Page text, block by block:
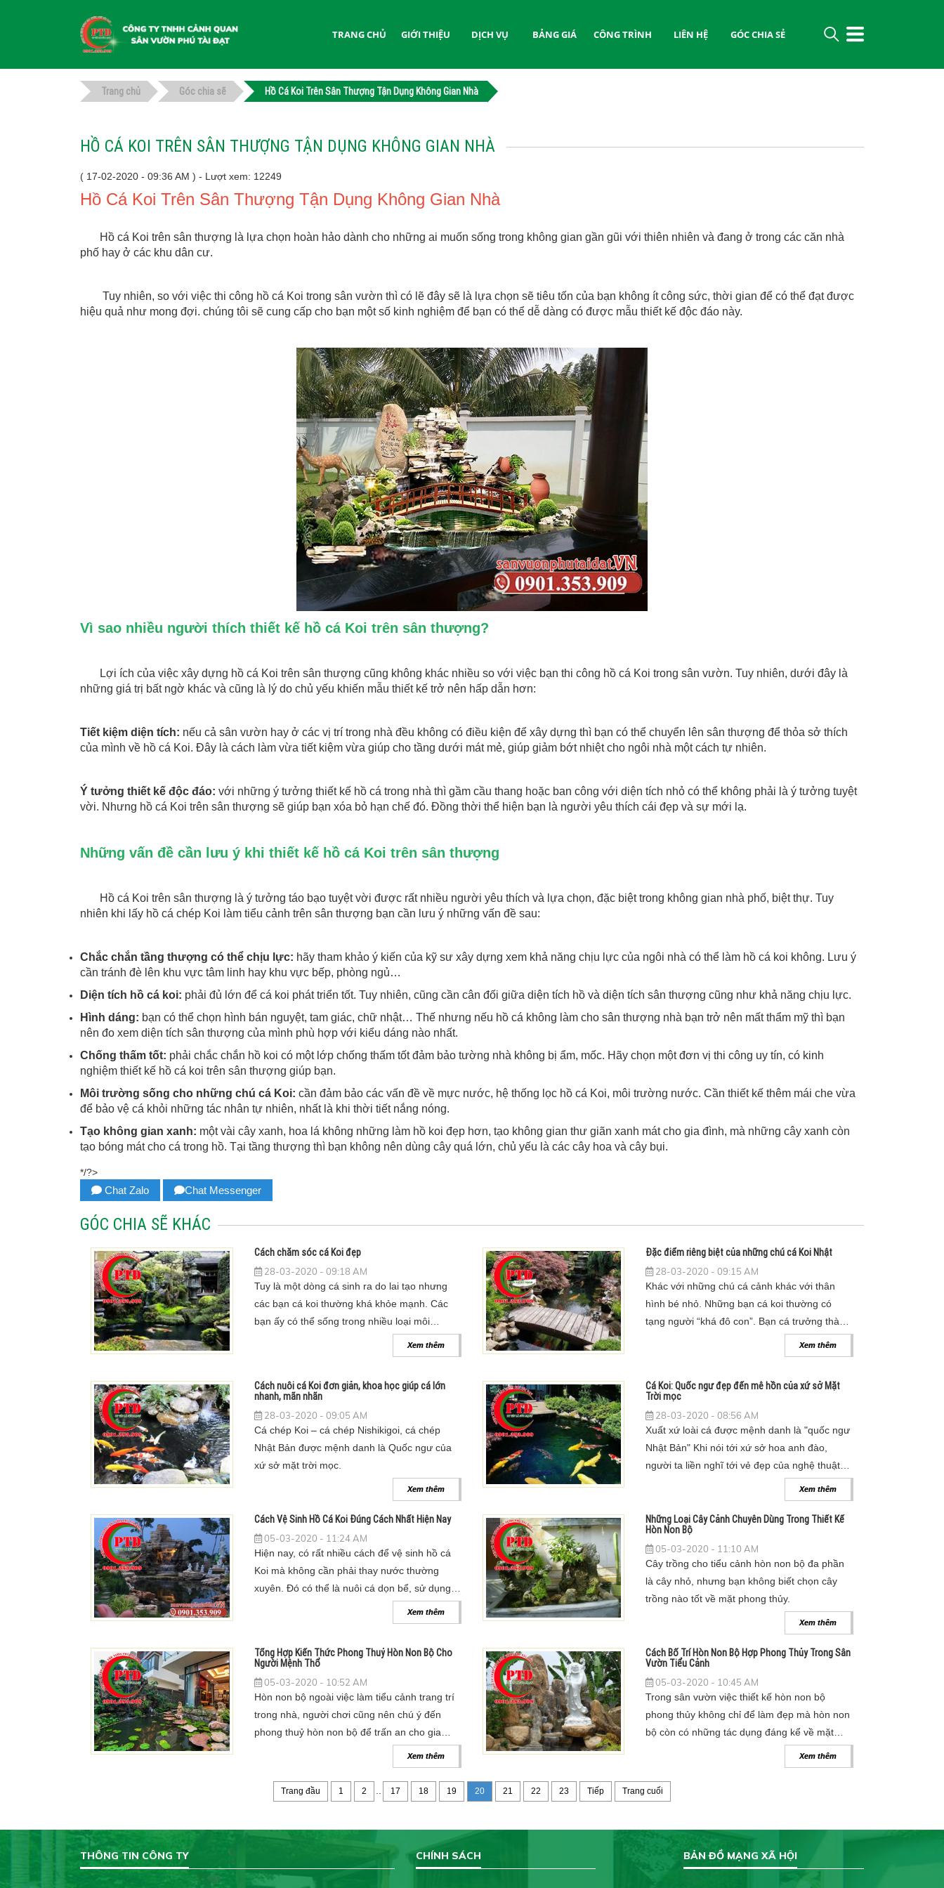
TRANG CHỦ GIỚI THIỆU DỊCH VỤ BẢNG GIÁ CÔNG TRÌNH LIÊN HỆ GÓC CHIA SẺ
Trang chủ Góc chia sẽ Hồ Cá Koi Trên Sân Thượng Tận Dụng Không Gian Nhà
HỒ CÁ KOI TRÊN SÂN THƯỢNG TẬN DỤNG KHÔNG GIAN NHÀ
( 17-02-2020 - 09:36 AM ) - Lượt xem: 12249
Hồ Cá Koi Trên Sân Thượng Tận Dụng Không Gian Nhà
Hồ cá Koi trên sân thượng là lựa chọn hoàn hảo dành cho những ai muốn sống trong không gian gần gũi với thiên nhiên và đang ở trong các căn nhà
phố hay ở các khu dân cư.
Tuy nhiên, so với việc thi công hồ cá Koi trong sân vườn thì có lẽ đây sẽ là lựa chọn sẽ tiêu tốn của bạn không ít công sức, thời gian để có thể đạt được
hiệu quả như mong đợi. chúng tôi sẽ cung cấp cho bạn một số kinh nghiệm để bạn có thể dễ dàng có được mẫu thiết kế độc đáo này.
Vì sao nhiều người thích thiết kế hồ cá Koi trên sân thượng?
Lợi ích của việc xây dựng hồ cá Koi trên sân thượng cũng không khác nhiều so với việc bạn thi công hồ cá Koi trong sân vườn. Tuy nhiên, dưới đây là
những giá trị bất ngờ khác và cũng là lý do chủ yếu khiến mẫu thiết kế trở nên hấp dẫn hơn:
Tiết kiệm diện tích: nếu cả sân vườn hay ở các vị trí trong nhà đều không có điều kiện để xây dựng thì bạn có thể chuyển lên sân thượng để thỏa sở thích
của mình về hồ cá Koi. Đây là cách làm vừa tiết kiệm vừa giúp cho tầng dưới mát mẻ, giúp giảm bớt nhiệt cho ngôi nhà một cách tự nhiên.
Ý tưởng thiết kế độc đáo: với những ý tưởng thiết kế hồ cá trong nhà thì gầm cầu thang hoặc ban công với diện tích nhỏ có thể không phải là ý tưởng tuyệt
vời. Nhưng hồ cá Koi trên sân thượng sẽ giúp bạn xóa bỏ hạn chế đó. Đồng thời thể hiện bạn là người yêu thích cái đẹp và sự mới lạ.
Những vấn đề cần lưu ý khi thiết kế hồ cá Koi trên sân thượng
Hồ cá Koi trên sân thượng là ý tưởng táo bạo tuyệt vời được rất nhiều người yêu thích và lựa chọn, đặc biệt trong không gian nhà phố, biệt thự. Tuy
nhiên khi lấy hồ cá chép Koi làm tiểu cảnh trên sân thượng bạn cần lưu ý những vấn đề sau:
Chắc chắn tầng thượng có thể chịu lực: hãy tham khảo ý kiến của kỹ sư xây dựng xem khả năng chịu lực của ngôi nhà có thể làm hồ cá koi không. Lưu ý
cần tránh đè lên khu vực tâm linh hay khu vực bếp, phòng ngủ…
Diện tích hồ cá koi: phải đủ lớn để cá koi phát triển tốt. Tuy nhiên, cũng cần cân đối giữa diện tích hồ và diện tích sân thượng cũng như khả năng chịu lực.
Hình dáng: bạn có thể chọn hình bán nguyệt, tam giác, chữ nhật… Thế nhưng nếu hồ cá không làm cho sân thượng nhà bạn trở nên mất thẩm mỹ thì bạn
nên đo xem diện tích sân thượng của mình phù hợp với kiểu dáng nào nhất.
Chống thấm tốt: phải chắc chắn hồ koi có một lớp chống thấm tốt đảm bảo tường nhà không bị ẩm, mốc. Hãy chọn một đơn vị thi công uy tín, có kinh
nghiệm thiết kế hồ cá koi trên sân thượng giúp bạn.
Môi trường sống cho những chú cá Koi: cần đảm bảo các vấn đề về mực nước, hệ thống lọc hồ cá Koi, môi trường nước. Cần thiết kế thêm mái che vừa
để bảo vệ cá khỏi những tác nhân tự nhiên, nhất là khi thời tiết nắng nóng.
Tạo không gian xanh: một vài cây xanh, hoa lá không những làm hồ koi đẹp hơn, tạo không gian thư giãn xanh mát cho gia đình, mà những cây xanh còn
tạo bóng mát cho cá trong hồ. Tại tầng thượng thì bạn không nên dùng cây quá lớn, chủ yếu là các cây hoa và cây bụi.
*/?>
Chat Zalo Chat Messenger
GÓC CHIA SẼ KHÁC
Cách chăm sóc cá Koi đẹp
28-03-2020 - 09:18 AM
Tuy là một dòng cá sinh ra do lai tạo nhưng
các bạn cá koi thường khá khỏe mạnh. Các
bạn ấy có thể sống trong nhiều loại môi
Xem thêm
Đặc điểm riêng biệt của những chú cá Koi Nhật
28-03-2020 - 09:15 AM
Khác với những chú cá cảnh khác với thân
hình bé nhỏ. Những bạn cá koi thường có
tạng người “khá đô con”. Bạn cá trưởng thành
có cả những trường hợp những chú cá koi
Xem thêm
Cách nuôi cá Koi đơn giản, khoa học giúp cá lớn
nhanh, mãn nhãn
28-03-2020 - 09:05 AM
Cá chép Koi – cá chép Nishikigoi, cá chép
Nhật Bản được mệnh danh là Quốc ngư của
xứ sở mặt trời mọc.
Xem thêm
Cá Koi: Quốc ngư đẹp đến mê hồn của xứ sở Mặt
Trời mọc
28-03-2020 - 08:56 AM
Xuất xứ loài cá được mệnh danh là "quốc ngư
Nhật Bản" Khi nói tới xứ sở hoa anh đào,
người ta liền nghĩ tới vẻ đẹp của nghệ thuật
đại và truyền thống, giữa châu Á và châu Âu.
Xem thêm
Cách Vệ Sinh Hồ Cá Koi Đúng Cách Nhất Hiện Nay
05-03-2020 - 11:24 AM
Hiện nay, có rất nhiều cách để vệ sinh hồ cá
Koi mà không cần phải thay nước thường
xuyên. Đó có thể là nuôi cá dọn bể, sử dụng
Xem thêm
Những Loại Cây Cảnh Chuyên Dùng Trong Thiết Kế
Hòn Non Bộ
05-03-2020 - 11:10 AM
Cây trồng cho tiểu cảnh hòn non bộ đa phần
là cây nhỏ, nhưng bạn không biết chọn cây
trồng nào tốt về mặt phong thủy.
Xem thêm
Tổng Hợp Kiến Thức Phong Thuỷ Hòn Non Bộ Cho
Người Mệnh Thổ
05-03-2020 - 10:52 AM
Hòn non bộ ngoài việc làm tiểu cảnh trang trí
trong nhà, người chơi cũng nên chú ý đến
phong thuỷ hòn non bộ để trấn an cho gia
Xem thêm
Cách Bố Trí Hòn Non Bộ Hợp Phong Thủy Trong Sân
Vườn Tiểu Cảnh
05-03-2020 - 10:45 AM
Trong sân vườn việc thiết kế hòn non bộ
phong thủy không chỉ để làm đẹp mà hòn non
bộ còn có những tác dụng đáng kể về mặt
Xem thêm
Trang đầu 1 2 17 18 19 20 21 22 23 Tiếp Trang cuối
THÔNG TIN CÔNG TY CHÍNH SÁCH BẢN ĐỒ MẠNG XÃ HỘI